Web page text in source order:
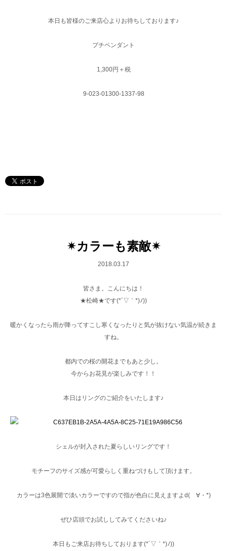
本日も皆様のご来店心よりお待ちしております♪
プチペンダント
1,300円＋税
9-023-01300-1337-98
✴︎カラーも素敵✴︎
2018.03.17
皆さま。こんにちは！
★松崎★です(*´▽｀*)ﾉ))
暖かくなったら雨が降ってすこし寒くなったりと気が抜けない気温が続きま
すね。
都内での桜の開花までもあと少し。
今からお花見が楽しみです！！
本日はリングのご紹介をいたします♪
シェルが封入された夏らしいリングです！
モチーフのサイズ感が可愛らしく重ねづけもして頂けます。
カラーは3色展開で淡いカラーですので指が色白に見えますよd(ゝ∀・*)
ぜひ店頭でお試ししてみてくださいね♪
本日もご来店お待ちしております(*´▽｀*)ﾉ))